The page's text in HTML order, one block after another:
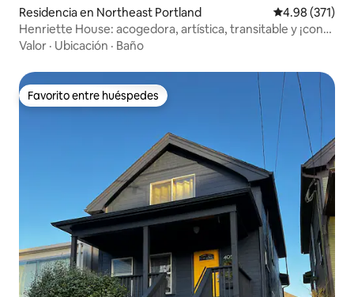
Residencia en Northeast Portland Calificación
4.98 (371)
Henriette House: acogedora, artística, transitable y ¡con
aire acondicionado!
Valor · Ubicación · Baño
Favorito entre huéspedes
Favorito entre huéspedes